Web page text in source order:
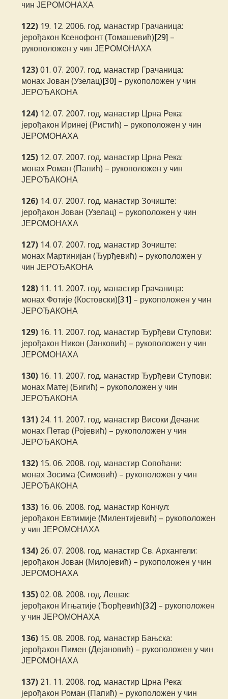
чин ЈЕРОМОНАХА
122) 19. 12. 2006. год. манастир Грачаница:
јерођакон Ксенофонт (Томашевић) [29] –
рукоположен у чин ЈЕРОМОНАХА
123) 01. 07. 2007. год. манастир Грачаница:
монах Јован (Узелац) [30] – рукоположен у чин
ЈЕРОЂАКОНА
124) 12. 07. 2007. год. манастир Црна Река:
јерођакон Иринеј (Ристић) – рукоположен у чин
ЈЕРОМОНАХА
125) 12. 07. 2007. год. манастир Црна Река:
монах Роман (Папић) – рукоположен у чин
ЈЕРОЂАКОНА
126) 14. 07. 2007. год. манастир Зочиште:
јерођакон Јован (Узелац) – рукоположен у чин
ЈЕРОМОНАХА
127) 14. 07. 2007. год. манастир Зочиште:
монах Мартинијан (Ђурђевић) – рукоположен у
чин ЈЕРОЂАКОНА
128) 11. 11. 2007. год. манастир Грачаница:
монах Фотије (Костовски) [31] – рукоположен у чин
ЈЕРОЂАКОНА
129) 16. 11. 2007. год. манастир Ђурђеви Ступови:
јерођакон Никон (Јанковић) – рукоположен у чин
ЈЕРОМОНАХА
130) 16. 11. 2007. год. манастир Ђурђеви Ступови:
монах Матеј (Бигић) – рукоположен у чин
ЈЕРОЂАКОНА
131) 24. 11. 2007. год. манастир Високи Дечани:
монах Петар (Ројевић) – рукоположен у чин
ЈЕРОЂАКОНА
132) 15. 06. 2008. год. манастир Сопоћани:
монах Зосима (Симовић) – рукоположен у чин
ЈЕРОЂАКОНА
133) 16. 06. 2008. год. манастир Кончул:
јерођакон Евтимије (Милентијевић) – рукоположен
у чин ЈЕРОМОНАХА
134) 26. 07. 2008. год. манастир Св. Архангели:
јерођакон Јован (Милојевић) – рукоположен у чин
ЈЕРОМОНАХА
135) 02. 08. 2008. год. Лешак:
јерођакон Игњатије (Ђорђевић) [32] – рукоположен
у чин ЈЕРОМОНАХА
136) 15. 08. 2008. год. манастир Бањска:
јерођакон Пимен (Дејановић) – рукоположен у чин
ЈЕРОМОНАХА
137) 21. 11. 2008. год. манастир Црна Река:
јерођакон Роман (Папић) – рукоположен у чин